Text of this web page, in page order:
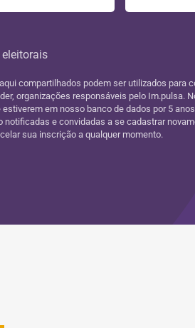
aqui compartilhados podem ser utilizados para
organizações responsáveis pelo Im.pulsa.
em nosso banco de dados por 5
e convidadas a se cadastrar
sua inscrição a qualquer momento.